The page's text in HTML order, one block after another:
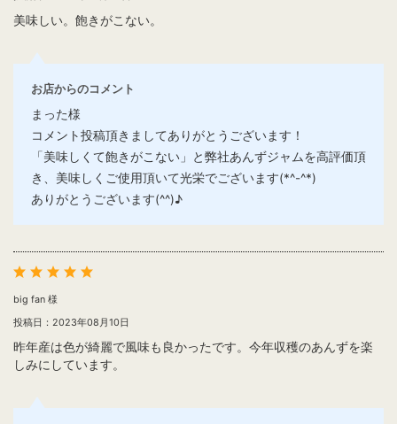
美味しい。飽きがこない。
お店からのコメント
まった様
コメント投稿頂きましてありがとうございます！
「美味しくて飽きがこない」と弊社あんずジャムを高評価頂
き、美味しくご使用頂いて光栄でございます(*^-^*)
ありがとうございます(^^)♪
big fan 様
投稿日：2023年08月10日
昨年産は色が綺麗で風味も良かったです。今年収穫のあんずを楽
しみにしています。